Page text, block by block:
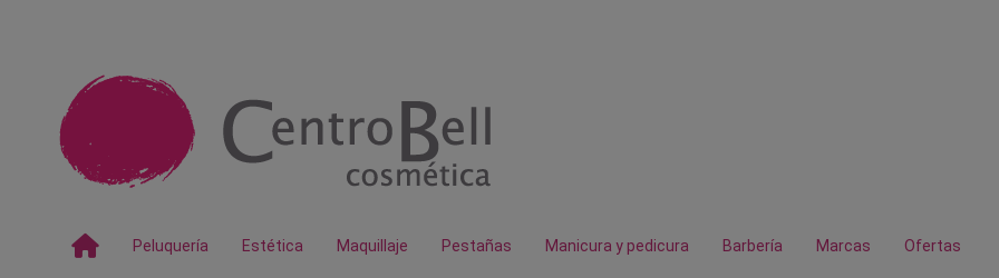
Peluquería Estética Maquillaje Pestañas Manicura y pedicura Barbería Marcas Ofertas